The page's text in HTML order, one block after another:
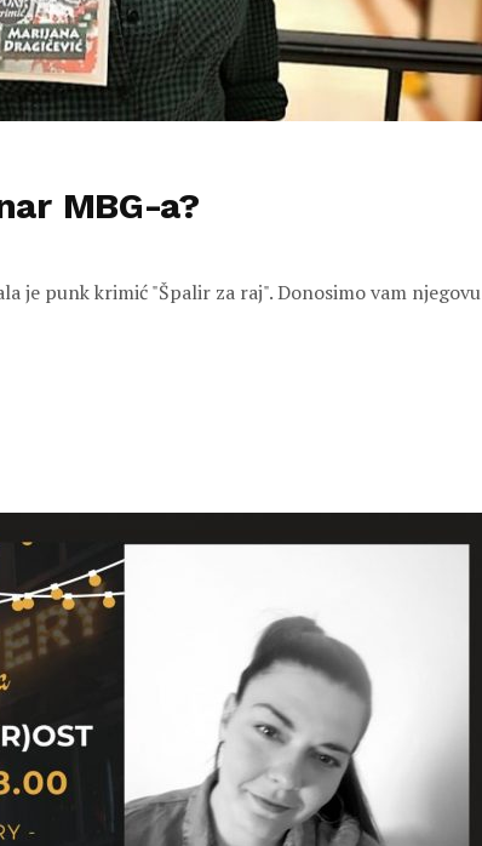
MBG-a?
je punk krimić "Špalir za raj". Donosimo vam njegovu